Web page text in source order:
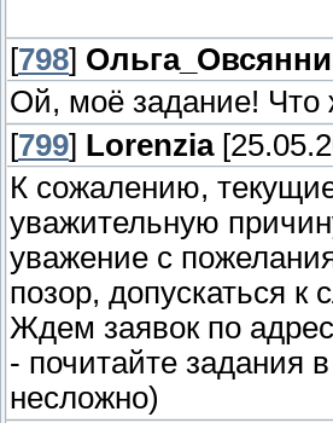
[798]
Ой, моё задание! Что
[799] Lorenzia
К сожалению,
уважительную
уважение с
позор, допускаться
Ждем заявок по
- почитайте задания
несложно)